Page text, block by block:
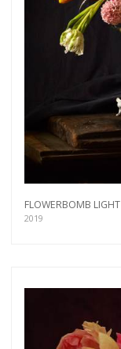
FLOWERBOMB LIGHT
2019